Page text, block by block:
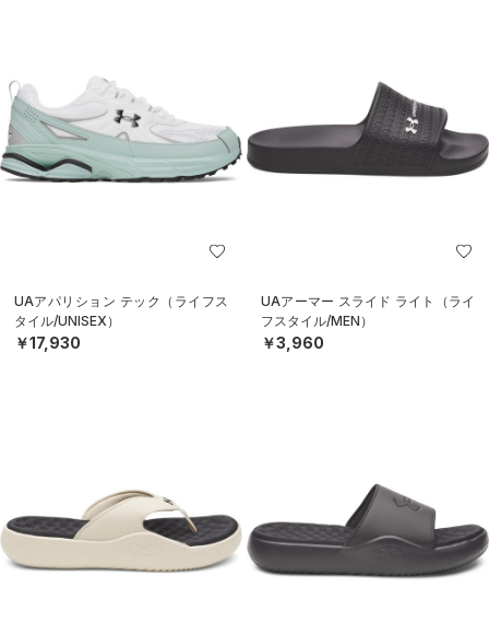
UAアパリション テック（ライフス
タイル/UNISEX）
￥17,930
UAアーマー スライド ライト（ライ
フスタイル/MEN）
￥3,960